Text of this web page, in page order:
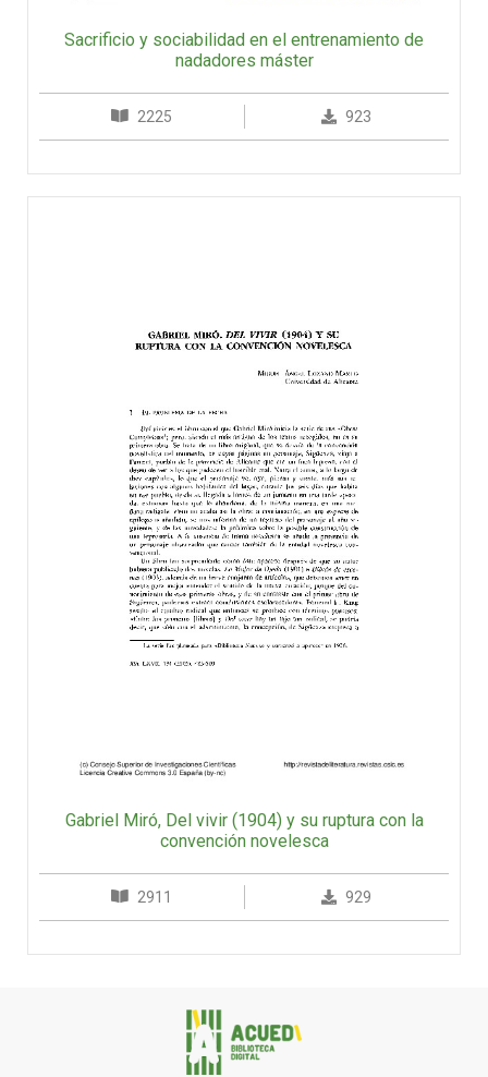
Sacrificio y sociabilidad en el entrenamiento de
nadadores máster
2225 923
Gabriel Miró, Del vivir (1904) y su ruptura con la
convención novelesca
2911 929